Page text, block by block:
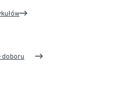
doboru